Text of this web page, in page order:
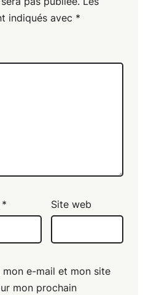
indiqués avec *
* Site web
e-mail et mon site
mon prochain